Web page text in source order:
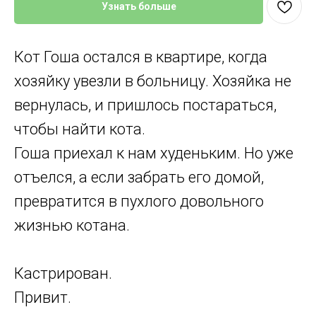
Узнать больше
Кот Гоша остался в квартире, когда
хозяйку увезли в больницу. Хозяйка не
вернулась, и пришлось постараться,
чтобы найти кота.
Гоша приехал к нам худеньким. Но уже
отъелся, а если забрать его домой,
превратится в пухлого довольного
жизнью котана.
Кастрирован.
Привит.